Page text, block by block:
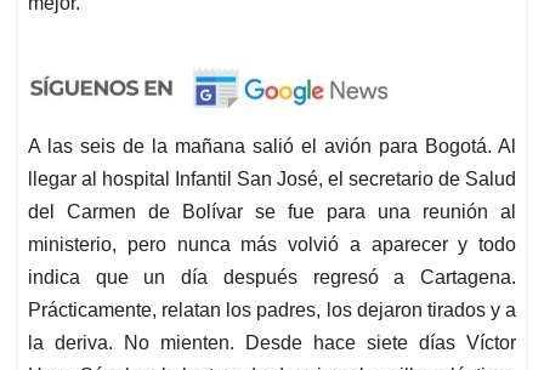
A las seis de la mañana salió el avión para Bogotá. Al
llegar al hospital Infantil San José, el secretario de Salud
del Carmen de Bolívar se fue para una reunión al
ministerio, pero nunca más volvió a aparecer y todo
indica que un día después regresó a Cartagena.
Prácticamente, relatan los padres, los dejaron tirados y a
la deriva. No mienten. Desde hace siete días Víctor